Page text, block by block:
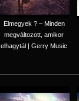
Elmegyek ? – Minden
megváltozott, amikor
elhagytál | Gerry Music